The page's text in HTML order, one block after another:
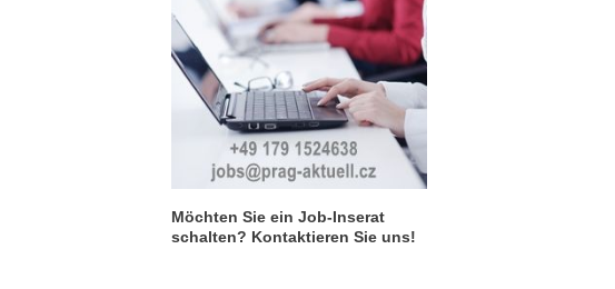
Möchten Sie ein Job-Inserat
schalten? Kontaktieren Sie uns!